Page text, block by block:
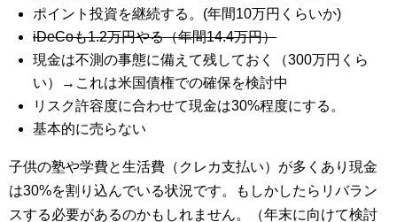
ポイント投資を継続する。(年間10万円くらいか)
iDeCoも1.2万円やる（年間14.4万円）
現金は不測の事態に備えて残しておく（300万円くら
い）→これは米国債権での確保を検討中
リスク許容度に合わせて現金は30%程度にする。
基本的に売らない
子供の塾や学費と生活費（クレカ支払い）が多くあり現金
は30%を割り込んでいる状況です。もしかしたらリバラン
スする必要があるのかもしれません。（年末に向けて検討